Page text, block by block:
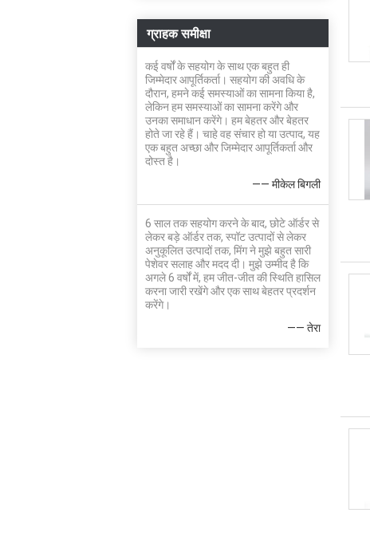
ग्राहक समीक्षा
कई वर्षों के सहयोग के साथ एक बहुत ही
जिम्मेदार आपूर्तिकर्ता। सहयोग की अवधि के
दौरान, हमने कई समस्याओं का सामना किया है,
लेकिन हम समस्याओं का सामना करेंगे और
उनका समाधान करेंगे। हम बेहतर और बेहतर
होते जा रहे हैं। चाहे वह संचार हो या उत्पाद, यह
एक बहुत अच्छा और जिम्मेदार आपूर्तिकर्ता और
दोस्त है।
—— मीकेल बिगली
6 साल तक सहयोग करने के बाद, छोटे ऑर्डर से
लेकर बड़े ऑर्डर तक, स्पॉट उत्पादों से लेकर
अनुकूलित उत्पादों तक, मिंग ने मुझे बहुत सारी
पेशेवर सलाह और मदद दी। मुझे उम्मीद है कि
अगले 6 वर्षों में, हम जीत-जीत की स्थिति हासिल
करना जारी रखेंगे और एक साथ बेहतर प्रदर्शन
करेंगे।
—— तेरा